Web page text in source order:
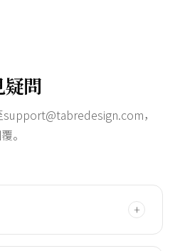
問
support@tabredesign.com，
。